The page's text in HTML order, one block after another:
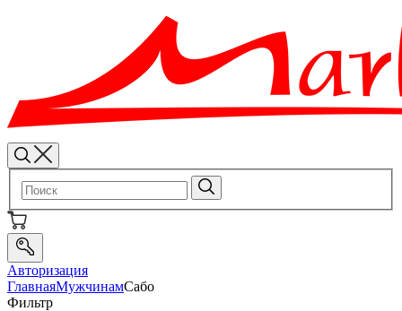
Авторизация
ГлавнаяМужчинамСабо
Фильтр